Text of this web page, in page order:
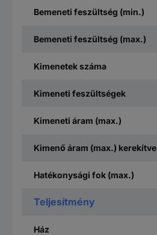
Bemeneti feszültség (min.)
Bemeneti feszültség (max.)
Kimenetek száma
Kimeneti feszültségek
Kimeneti áram (max.)
Kimenő áram (max.) kerekítve
Hatékonysági fok (max.)
Teljesítmény
Ház